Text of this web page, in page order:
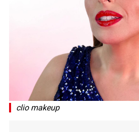
clio makeup